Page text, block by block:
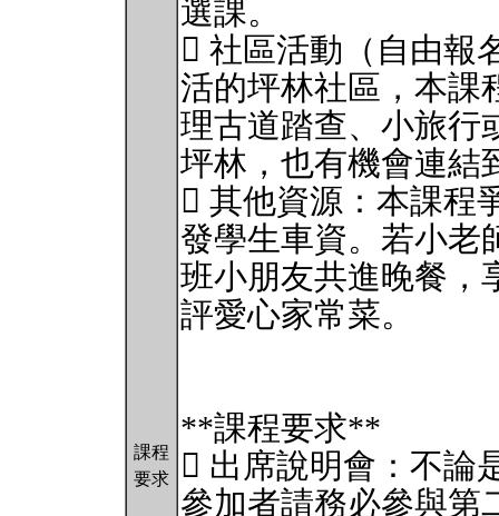
課程
要求
選課。
 社區活動（自由報
活的坪林社區，本課
理古道踏查、小旅行
坪林，也有機會連結
 其他資源：本課程
發學生車資。若小老
班小朋友共進晚餐，
評愛心家常菜。
**課程要求**
 出席說明會：不論
參加者請務必參與第